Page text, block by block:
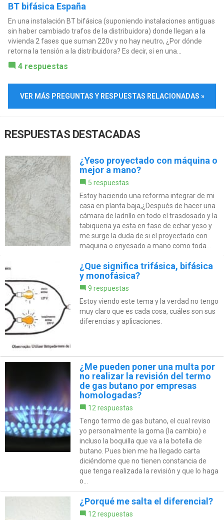
BT bifásica España
En una instalación BT bifásica (suponiendo instalaciones antiguas
sin haber cambiado trafos de la distribuidora) donde llegan a la
vivienda 2 fases que suman 220v y no hay neutro, ¿Por dónde
retorna la tensión a la distribuidora? Es decir, si en una...
4 respuestas
VER MÁS PREGUNTAS Y RESPUESTAS RELACIONADAS »
RESPUESTAS DESTACADAS
¿Yeso proyectado con máquina o
mejor a mano?
5 respuestas
Estoy haciendo una reforma integrar de mi
casa en planta baja,¿Después de hacer una
cámara de ladrillo en todo el trasdosado y la
tabiqueria ya esta en fase de echar yeso y
me surge la duda de si el proyectado con
maquina o enyesado a mano como toda...
¿Que significa trifásica, bifásica
y monofásica?
9 respuestas
Estoy viendo este tema y la verdad no tengo
muy claro que es cada cosa, cuáles son sus
diferencias y aplicaciones.
¿Me pueden poner una multa por
no realizar la revisión del termo
de gas butano por empresas
homologadas?
12 respuestas
Tengo termo de gas butano, el cual reviso
yo personalmente la goma (la cambio) e
incluso la boquilla que va a la botella de
butano. Pues bien me ha llegado carta
diciéndome que no tienen constancia de
que tenga realizada la revisión y que lo haga
o...
¿Porqué me salta el diferencial?
12 respuestas